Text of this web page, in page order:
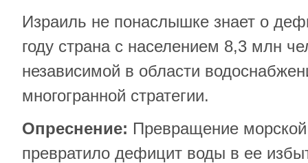
Израиль не понаслышке знает о
году страна с населением 8,3 млн
независимой в области
многогранной стратегии.
Опреснение: Превращение
превратило дефицит воды в ее